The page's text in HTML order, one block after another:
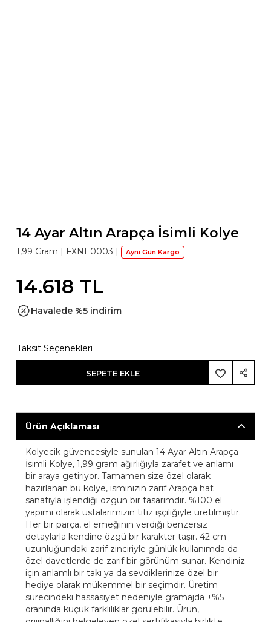
14 Ayar Altın Arapça İsimli Kolye
1,99 Gram | FXNE0003 Aynı Gün Kargo
14.618 TL
Havalede %5 indirim
Taksit Seçenekleri
SEPETE EKLE
Ürün Açıklaması
Kolyecik güvencesiyle sunulan 14 Ayar Altın Arapça
İsimli Kolye, 1,99 gram ağırlığıyla zarafet ve anlamı
bir araya getiriyor. Tamamen size özel olarak
hazırlanan bu kolye, isminizin zarif Arapça hat
sanatıyla işlendiği özgün bir tasarımdır. %100 el
yapımı olarak ustalarımızın titiz işçiliğiyle üretilmiştir.
Her bir parça, el emeğinin verdiği benzersiz
detaylarla kendine özgü bir karakter taşır. 42 cm
uzunluğundaki zarif zinciriyle günlük kullanımda da
özel davetlerde de zarif bir görünüm sunar. Kendiniz
için anlamlı bir takı ya da sevdiklerinize özel bir
hediye olarak mükemmel bir seçimdir. Üretim
sürecindeki hassasiyet nedeniyle gramajda ±%5
oranında küçük farklılıklar görülebilir. Ürün,